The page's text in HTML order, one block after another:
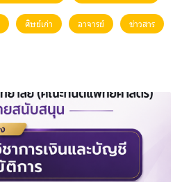
ศิษย์เก่า อาจารย์ ข่าวสาร